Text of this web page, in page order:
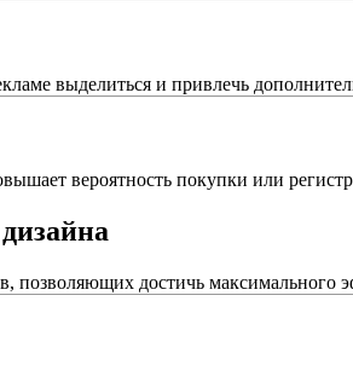
выделиться и привлечь
вероятность покупки или
позволяющих достичь максимального